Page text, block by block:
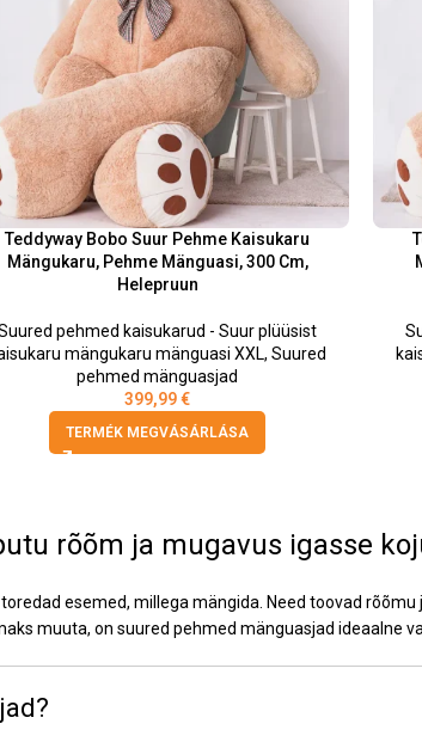
Teddyway Bobo Suur Pehme Kaisukaru
Mängukaru, Pehme Mänguasi, 300 Cm,
Helepruun
pehmed kaisukarud - Suur plüüsist
mängukaru mänguasi XXL, Suured
pehmed mänguasjad
399,99€
TERMÉK MEGVÁSÁRLÁSA
rõõm ja mugavus igasse
esemed, millega mängida. Need toovad
muuta, on suured pehmed mänguasjad ideaalne